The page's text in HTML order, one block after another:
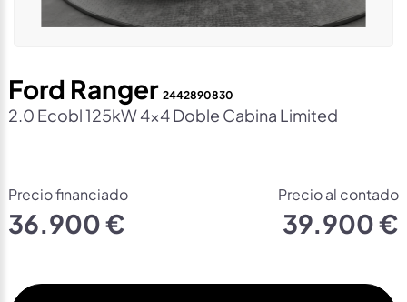
Ford Ranger 2442890830
2.0 Ecobl 125kW 4×4 Doble Cabina Limited
Precio financiado
36.900 €
Precio al contado
39.900 €